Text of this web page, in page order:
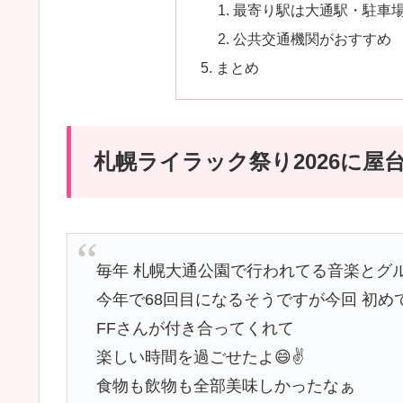
最寄り駅は大通駅・駐車
公共交通機関がおすすめ
まとめ
札幌ライラック祭り2026に屋
毎年 札幌大通公園で行われてる音楽とグ
今年で68回目になるそうですが今回 初め
FFさんが付き合ってくれて
楽しい時間を過ごせたよ😄✌️
食物も飲物も全部美味しかったなぁ